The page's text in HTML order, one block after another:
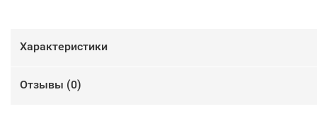
Характеристики
Отзывы (0)